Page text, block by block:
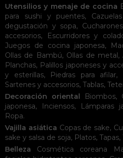
Utensilios y menaje de cocina
para sushi y puentes,
degustación y sopa,
accesorios, Escurridores y
Juegos de cocina japonesa,
Ollas de Bambú, Ollas de metal,
Planchas, Palillos japoneses y
y esterillas, Piedras para afilar,
Sartenes y accesorios, Tablas,
Decoración oriental
Biombos,
japonesa, Inciensos, Lámparas
Ropa.
Vajilla asiática Copas de sake,
sake y salsa de soja, Platos, Tapas,
Belleza
Cosmética coreana